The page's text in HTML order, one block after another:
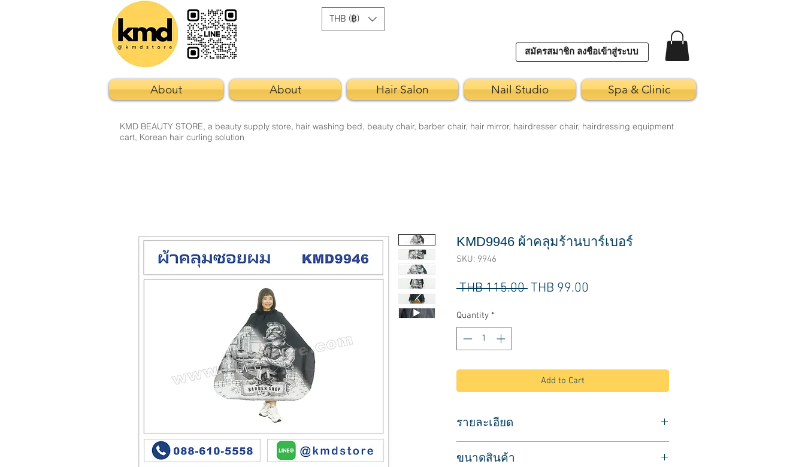
THB (฿)
สมัครสมาชิก ลงชื่อเข้าสู่ระบบ
About About Hair Salon Nail Studio Spa & Clinic
KMD BEAUTY STORE, a beauty supply store, hair washing bed, beauty chair, barber chair, hair mirror, hairdresser chair, hairdressing equipment
cart, Korean hair curling solution
KMD9946 ผ้าคลุมร้านบาร์เบอร์
SKU: 9946
THB 115.00 Regular
THB 99.00
Quantity *
Add to Cart
รายละเอียด
เนื้อผ้าอย่างดี เบาสบาย ไม่ร้อน ไม่ติดผม
ขนาดสินค้า